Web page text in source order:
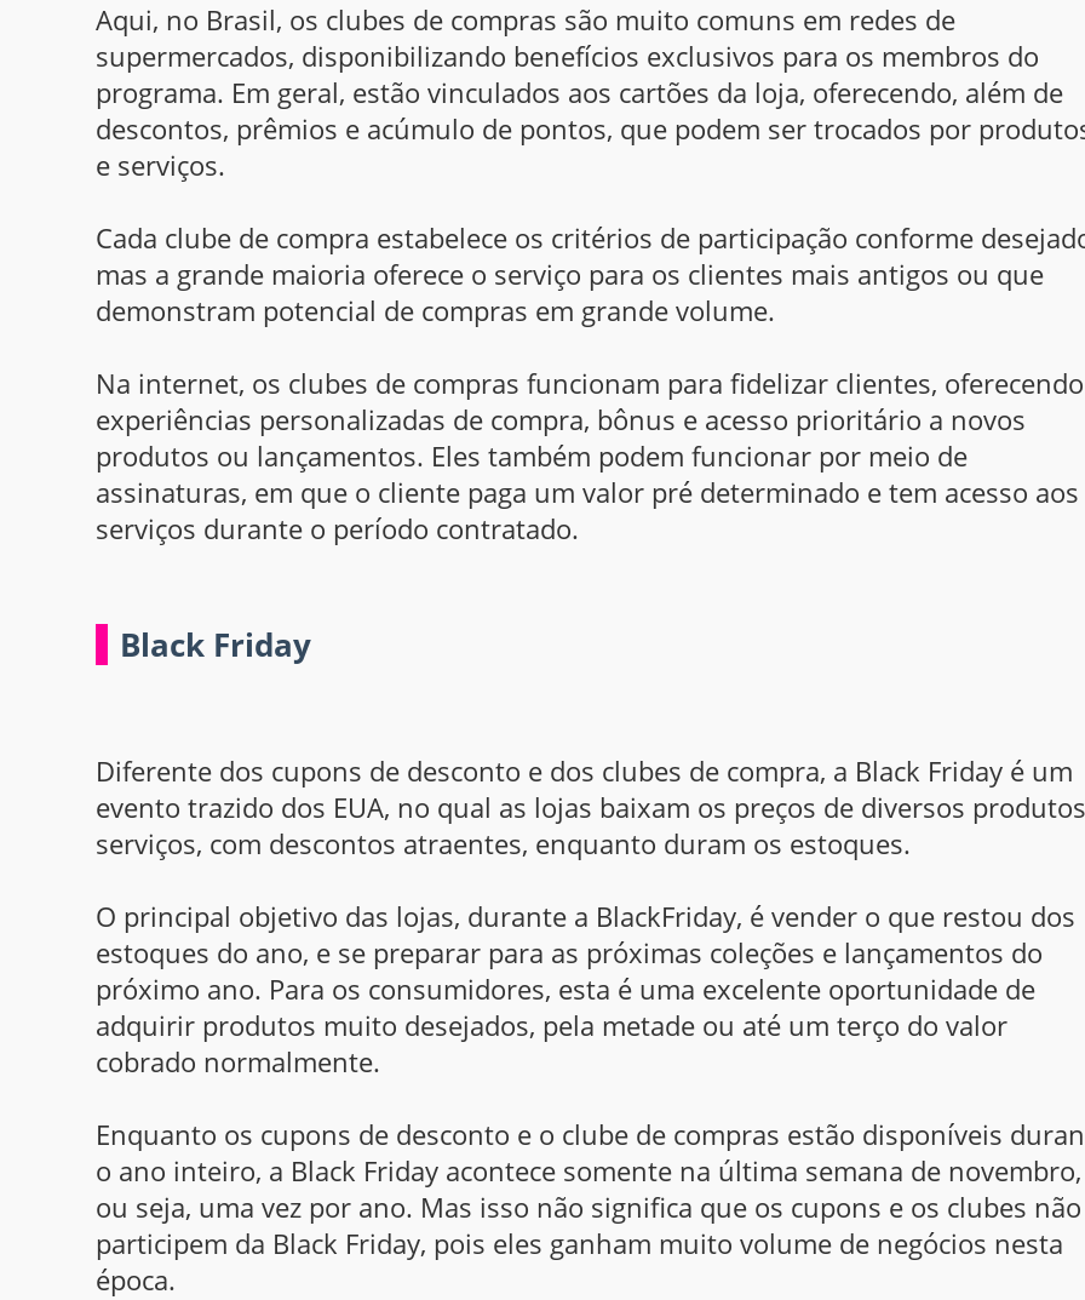
Aqui, no Brasil, os clubes de compras são muito comuns em redes de
supermercados, disponibilizando benefícios exclusivos para os membros do
programa. Em geral, estão vinculados aos cartões da loja, oferecendo, além de
descontos, prêmios e acúmulo de pontos, que podem ser trocados por
e serviços.
Cada clube de compra estabelece os critérios de participação conforme
mas a grande maioria oferece o serviço para os clientes mais antigos ou que
demonstram potencial de compras em grande volume.
Na internet, os clubes de compras funcionam para fidelizar clientes, oferecendo
experiências personalizadas de compra, bônus e acesso prioritário a novos
produtos ou lançamentos. Eles também podem funcionar por meio de
assinaturas, em que o cliente paga um valor pré determinado e tem acesso aos
serviços durante o período contratado.
Black Friday
Diferente dos cupons de desconto e dos clubes de compra, a Black Friday é um
evento trazido dos EUA, no qual as lojas baixam os preços de diversos
serviços, com descontos atraentes, enquanto duram os estoques.
O principal objetivo das lojas, durante a BlackFriday, é vender o que restou dos
estoques do ano, e se preparar para as próximas coleções e lançamentos do
próximo ano. Para os consumidores, esta é uma excelente oportunidade de
adquirir produtos muito desejados, pela metade ou até um terço do valor
cobrado normalmente.
Enquanto os cupons de desconto e o clube de compras estão disponíveis
o ano inteiro, a Black Friday acontece somente na última semana de novembro,
ou seja, uma vez por ano. Mas isso não significa que os cupons e os clubes não
participem da Black Friday, pois eles ganham muito volume de negócios nesta
época.